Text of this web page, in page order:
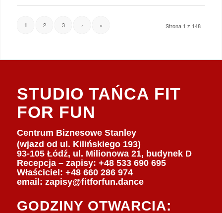
Strona 1 z 148
1 2 3 › »
STUDIO TAŃCA FIT
FOR FUN
Centrum Biznesowe Stanley
(wjazd od ul. Kilińskiego 193)
93-105 Łódź, ul. Milionowa 21, budynek D
Recepcja – zapisy: +48 533 690 695
Właściciel: +48 660 286 974
email: zapisy@fitforfun.dance
GODZINY OTWARCIA: